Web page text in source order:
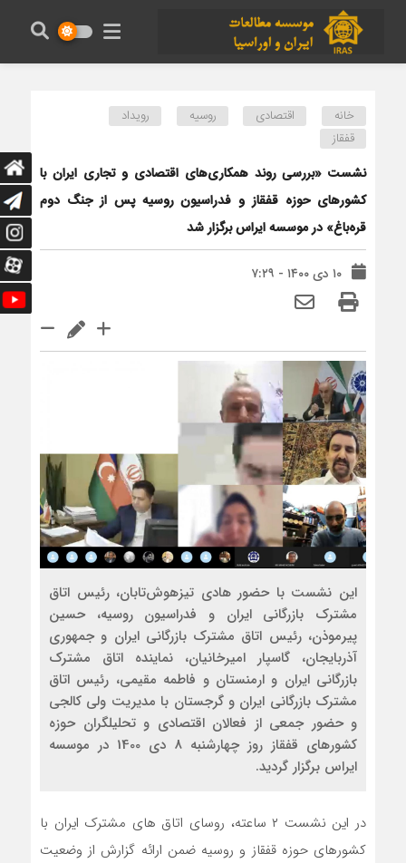
خانه اقتصادی روسیه
رویداد
قفقاز
نشست «بررسی روند همکاری‌های اقتصادی و تجاری ایران با
کشورهای حوزه قفقاز و فدراسیون روسیه پس از جنگ دوم
قره‌باغ» در موسسه ایراس برگزار شد
۱۰ دی ۱۴۰۰ - ۷:۲۹
این نشست با حضور هادی تیزهوش‌تابان، رئیس اتاق
مشترک بازرگانی ایران و فدراسیون روسیه، حسین
پیرموذن، رئیس اتاق مشترک بازرگانی ایران و جمهوری
آذربایجان، گاسپار امیرخانیان، نماینده اتاق مشترک
بازرگانی ایران و ارمنستان و فاطمه مقیمی، رئیس اتاق
مشترک بازرگانی ایران و گرجستان با مدیریت ولی کالجی
و حضور جمعی از فعالان اقتصادی و تحلیلگران حوزه
کشورهای قفقاز روز چهارشنبه 8 دی 1400 در موسسه
ایراس برگزار گردید.
در این نشست ۲ ساعته، روسای اتاق های مشترک ایران با
کشورهای حوزه قفقاز و روسیه ضمن ارائه گزارش از وضعیت